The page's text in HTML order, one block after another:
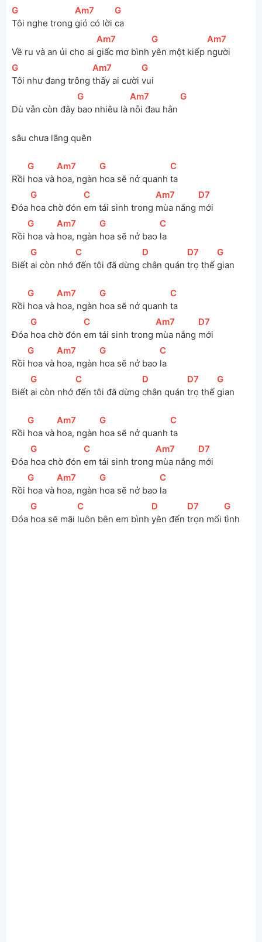
[
G
Tôi nghe trong
[
Am7
gió có lời
[
G
ca
Về ru và an ủi cho ai
[
Am7
giấc mơ bình
[
G
yên một kiếp
[
Am7
người
[
G
Tôi như đang trông
[
Am7
thấy ai cười
[
G
vui
Dù vẫn còn đây
[
G
bao nhiêu là
[
Am7
nỗi đau hằn
[
G
sâu chưa lãng quên
Rồi
[
G
hoa và
[
Am7
hoa, ngàn
[
G
hoa sẽ nở quanh
[
C
ta
Đóa
[
G
hoa chờ đón
[
C
em tái sinh trong
[
Am7
mùa nắng
[D7
mới
Rồi
[
G
hoa và
[
Am7
hoa, ngàn
[
G
hoa sẽ nở bao
[
C
la
Biết
[
G
ai còn nhớ
[
C
đến tôi đã dừng
[D
chân quán
[D7
trọ thế
[
G
gian
Rồi
[
G
hoa và
[
Am7
hoa, ngàn
[
G
hoa sẽ nở quanh
[
C
ta
Đóa
[
G
hoa chờ đón
[
C
em tái sinh trong
[
Am7
mùa nắng
[D7
mới
Rồi
[
G
hoa và
[
Am7
hoa, ngàn
[
G
hoa sẽ nở bao
[
C
la
Biết
[
G
ai còn nhớ
[
C
đến tôi đã dừng
[D
chân quán
[D7
trọ thế
[
G
gian
Rồi
[
G
hoa và
[
Am7
hoa, ngàn
[
G
hoa sẽ nở quanh
[
C
ta
Đóa
[
G
hoa chờ đón
[
C
em tái sinh trong
[
Am7
mùa nắng
[D7
mới
Rồi
[
G
hoa và
[
Am7
hoa, ngàn
[
G
hoa sẽ nở bao
[
C
la
Đóa
[
G
hoa sẽ mãi
[
C
luôn bên em bình
[D
yên đến
[D7
trọn mối
[
G
tình